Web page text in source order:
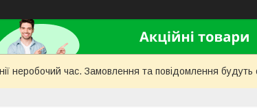
неробочий час. Замовлення та повідомлення